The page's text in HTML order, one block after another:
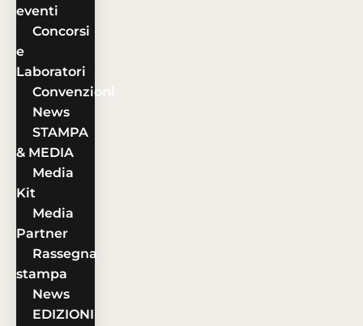
eventi
Concorsi
e
Laboratori
Convenzioni
News
STAMPA
& MEDIA
Media
Kit
Media
Partner
Rassegna
stampa
News
EDIZIONI